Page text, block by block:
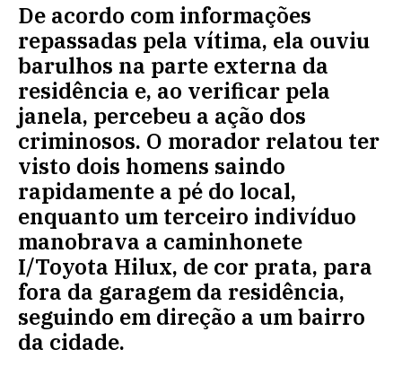
De acordo com informações
repassadas pela vítima, ela ouviu
barulhos na parte externa da
residência e, ao verificar pela
janela, percebeu a ação dos
criminosos. O morador relatou ter
visto dois homens saindo
rapidamente a pé do local,
enquanto um terceiro indivíduo
manobrava a caminhonete
I/Toyota Hilux, de cor prata, para
fora da garagem da residência,
seguindo em direção a um bairro
da cidade.